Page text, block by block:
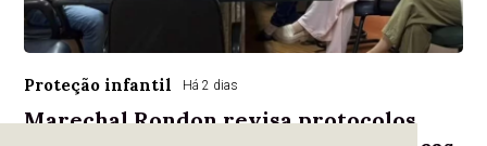
Proteção infantil Há 2 dias
Marechal Rondon revisa protocolos